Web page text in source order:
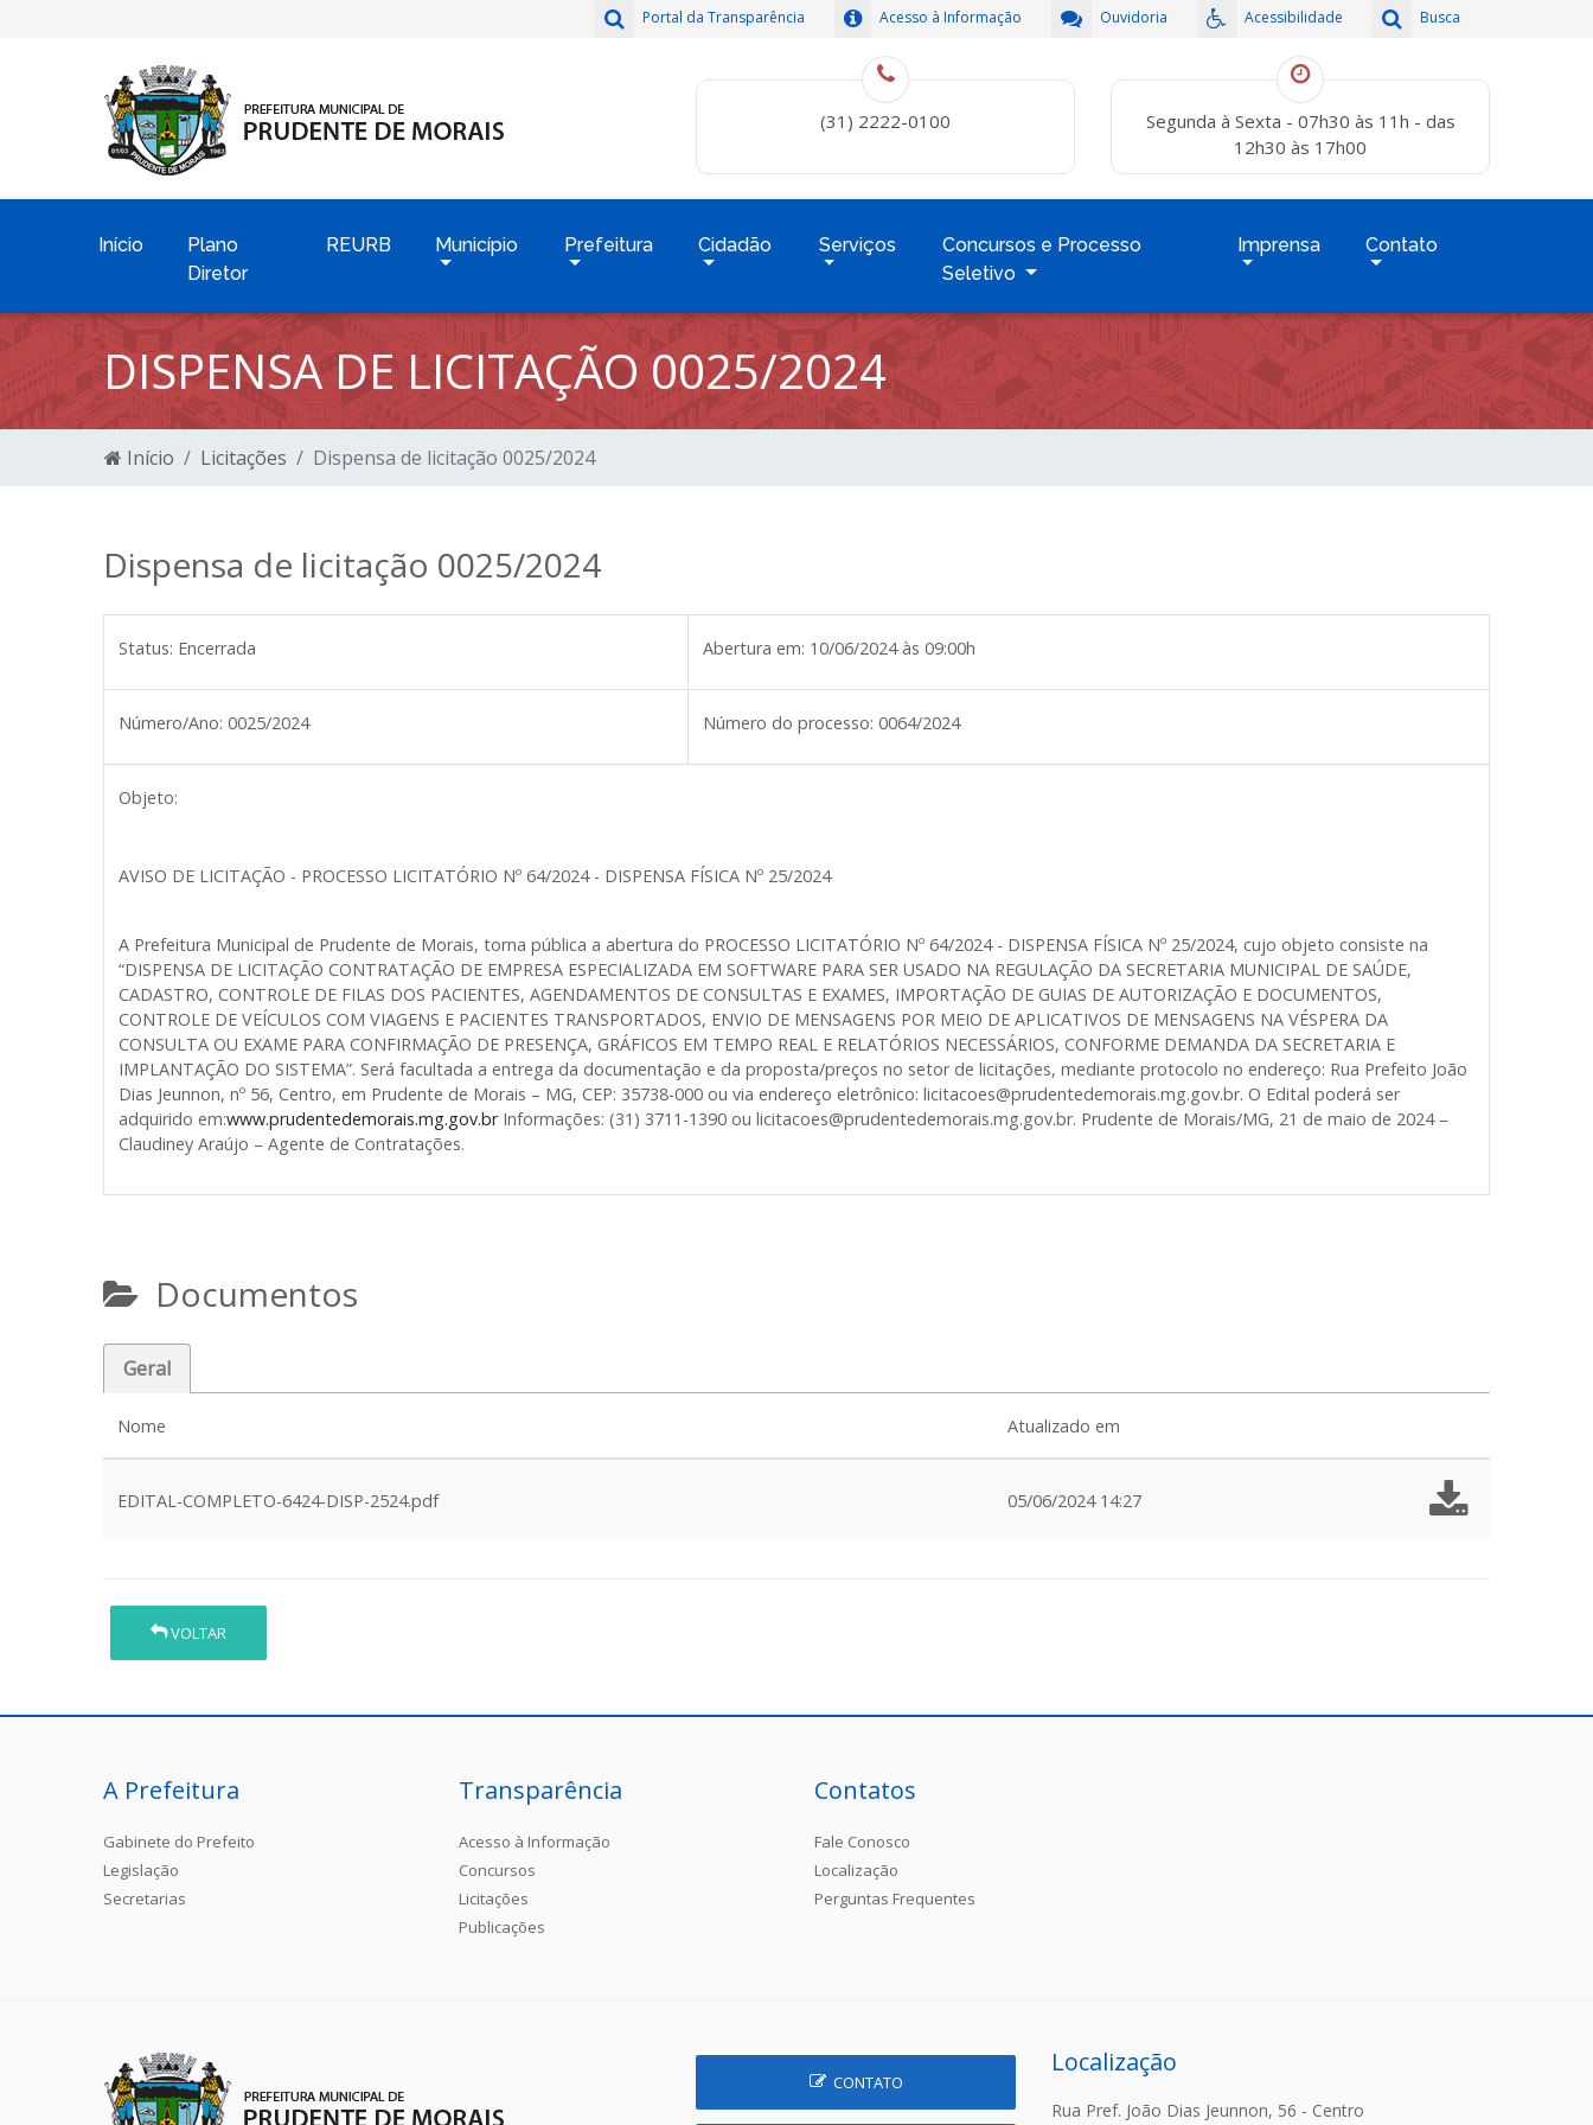
Busca
Acessibilidade
Ouvidoria
Acesso à Informação
Portal da Transparência
(31) 2222-0100
Segunda à Sexta - 07h30 às 11h - das
12h30 às 17h00
Início
Plano
Diretor
REURB Município Prefeitura Cidadão Serviços
Concursos e Processo
Seletivo
Imprensa Contato
DISPENSA DE LICITAÇÃO 0025/2024
Início Licitações Dispensa de licitação 0025/2024
Dispensa de licitação 0025/2024
Status: Encerrada Abertura em: 10/06/2024 às 09:00h
Número/Ano: 0025/2024 Número do processo: 0064/2024
Objeto:
AVISO DE LICITAÇÃO - PROCESSO LICITATÓRIO Nº 64/2024 - DISPENSA FÍSICA Nº 25/2024
A Prefeitura Municipal de Prudente de Morais, torna pública a abertura do PROCESSO LICITATÓRIO Nº 64/2024 - DISPENSA FÍSICA Nº 25/2024, cujo objeto consiste na
“DISPENSA DE LICITAÇÃO CONTRATAÇÃO DE EMPRESA ESPECIALIZADA EM SOFTWARE PARA SER USADO NA REGULAÇÃO DA SECRETARIA MUNICIPAL DE SAÚDE,
CADASTRO, CONTROLE DE FILAS DOS PACIENTES, AGENDAMENTOS DE CONSULTAS E EXAMES, IMPORTAÇÃO DE GUIAS DE AUTORIZAÇÃO E DOCUMENTOS,
CONTROLE DE VEÍCULOS COM VIAGENS E PACIENTES TRANSPORTADOS, ENVIO DE MENSAGENS POR MEIO DE APLICATIVOS DE MENSAGENS NA VÉSPERA DA
CONSULTA OU EXAME PARA CONFIRMAÇÃO DE PRESENÇA, GRÁFICOS EM TEMPO REAL E RELATÓRIOS NECESSÁRIOS, CONFORME DEMANDA DA SECRETARIA E
IMPLANTAÇÃO DO SISTEMA”. Será facultada a entrega da documentação e da proposta/preços no setor de licitações, mediante protocolo no endereço: Rua Prefeito João
Dias Jeunnon, nº 56, Centro, em Prudente de Morais – MG, CEP: 35738-000 ou via endereço eletrônico: licitacoes@prudentedemorais.mg.gov.br. O Edital poderá ser
adquirido em:www.prudentedemorais.mg.gov.brInformações: (31) 3711-1390 ou licitacoes@prudentedemorais.mg.gov.br. Prudente de Morais/MG, 21 de maio de 2024 –
Claudiney Araújo – Agente de Contratações.
Documentos
Geral
Nome Atualizado em
EDITAL-COMPLETO-6424-DISP-2524.pdf 05/06/2024 14:27
VOLTAR
A Prefeitura
Gabinete do Prefeito
Legislação
Secretarias
Transparência
Acesso à Informação
Concursos
Licitações
Publicações
Contatos
Fale Conosco
Localização
Perguntas Frequentes
CONTATO
Localização
Rua Pref. João Dias Jeunnon, 56 - Centro